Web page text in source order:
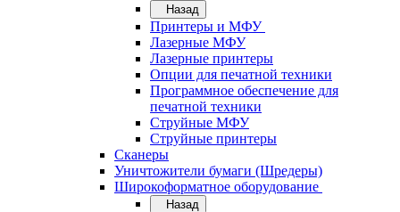
Назад
Принтеры и МФУ
Лазерные МФУ
Лазерные принтеры
Опции для печатной техники
Программное обеспечение для
печатной техники
Струйные МФУ
Струйные принтеры
Сканеры
Уничтожители бумаги (Шредеры)
Широкоформатное оборудование
Назад